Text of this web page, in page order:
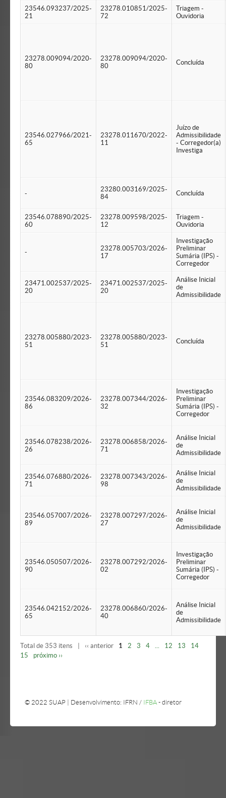
23546.093237/2025-
21
23278.010851/2025-
72
Triagem -
Ouvidoria
23278.009094/2020-
80
23278.009094/2020-
80
Concluída
23546.027966/2021-
65
23278.011670/2022-
11
Juízo de
Admissibilidade
- Corregedor(a)
Investiga
-
23280.003169/2025-
84
Concluída
23546.078890/2025-
60
23278.009598/2025-
12
Triagem -
Ouvidoria
-
23278.005703/2026-
17
Investigação
Preliminar
Sumária (IPS) -
Corregedor
23471.002537/2025-
20
23471.002537/2025-
20
Análise Inicial
de
Admissibilidade
23278.005880/2023-
51
23278.005880/2023-
51
Concluída
23546.083209/2026-
86
23278.007344/2026-
32
Investigação
Preliminar
Sumária (IPS) -
Corregedor
23546.078238/2026-
26
23278.006858/2026-
71
Análise Inicial
de
Admissibilidade
23546.076880/2026-
71
23278.007343/2026-
98
Análise Inicial
de
Admissibilidade
23546.057007/2026-
89
23278.007297/2026-
27
Análise Inicial
de
Admissibilidade
23546.050507/2026-
90
23278.007292/2026-
02
Investigação
Preliminar
Sumária (IPS) -
Corregedor
23546.042152/2026-
65
23278.006860/2026-
40
Análise Inicial
de
Admissibilidade
Total de 353 itens ‹‹ anterior 1 2 3 4 ... 12 13
14
15
próximo ››
© 2022 SUAP | Desenvolvimento: IFRN / IFBA- diretor